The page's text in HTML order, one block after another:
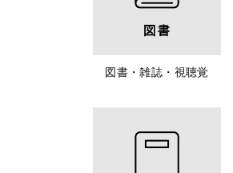
図書・雑誌・視聴覚